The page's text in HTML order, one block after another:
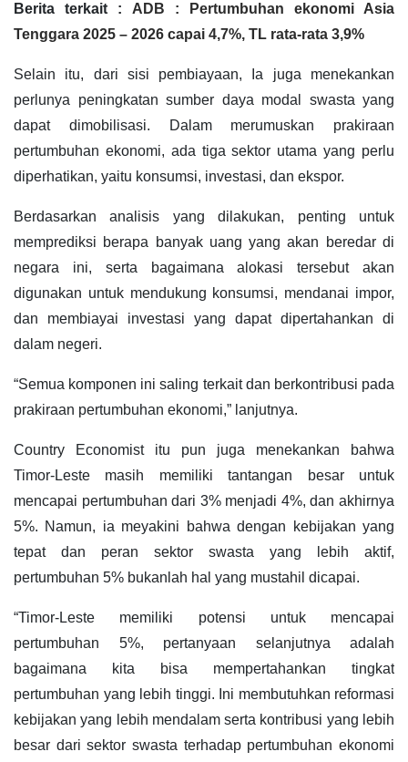
Berita terkait : ADB : Pertumbuhan ekonomi Asia
Tenggara 2025 – 2026 capai 4,7%, TL rata-rata 3,9%
Selain itu, dari sisi pembiayaan, Ia juga menekankan
perlunya peningkatan sumber daya modal swasta yang
dapat dimobilisasi. Dalam merumuskan prakiraan
pertumbuhan ekonomi, ada tiga sektor utama yang perlu
diperhatikan, yaitu konsumsi, investasi, dan ekspor.
Berdasarkan analisis yang dilakukan, penting untuk
memprediksi berapa banyak uang yang akan beredar di
negara ini, serta bagaimana alokasi tersebut akan
digunakan untuk mendukung konsumsi, mendanai impor,
dan membiayai investasi yang dapat dipertahankan di
dalam negeri.
“Semua komponen ini saling terkait dan berkontribusi pada
prakiraan pertumbuhan ekonomi,” lanjutnya.
Country Economist itu pun juga menekankan bahwa
Timor-Leste masih memiliki tantangan besar untuk
mencapai pertumbuhan dari 3% menjadi 4%, dan akhirnya
5%. Namun, ia meyakini bahwa dengan kebijakan yang
tepat dan peran sektor swasta yang lebih aktif,
pertumbuhan 5% bukanlah hal yang mustahil dicapai.
“Timor-Leste memiliki potensi untuk mencapai
pertumbuhan 5%, pertanyaan selanjutnya adalah
bagaimana kita bisa mempertahankan tingkat
pertumbuhan yang lebih tinggi. Ini membutuhkan reformasi
kebijakan yang lebih mendalam serta kontribusi yang lebih
besar dari sektor swasta terhadap pertumbuhan ekonomi